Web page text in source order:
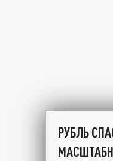
РУБЛЬ